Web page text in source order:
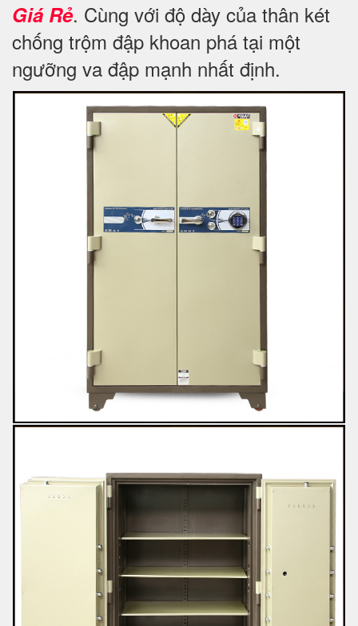
Giá Rẻ. Cùng với độ dày của thân két
chống trộm đập khoan phá tại một
ngưỡng va đập mạnh nhất định.